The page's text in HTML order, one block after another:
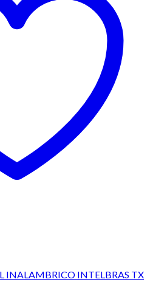
INALAMBRICO INTELBRAS TX